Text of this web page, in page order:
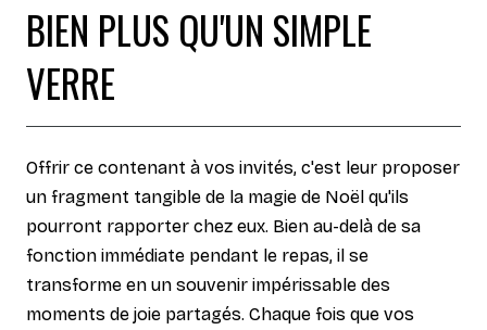
BIEN PLUS QU'UN SIMPLE
VERRE
Offrir ce contenant à vos invités, c'est leur proposer
un fragment tangible de la magie de Noël qu'ils
pourront rapporter chez eux. Bien au-delà de sa
fonction immédiate pendant le repas, il se
transforme en un souvenir impérissable des
moments de joie partagés. Chaque fois que vos